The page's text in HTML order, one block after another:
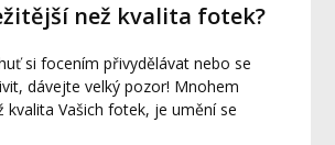
než kvalita fotek?
si focením přivydělávat nebo se
dávejte velký pozor! Mnohem
kvalita Vašich fotek, je umění se